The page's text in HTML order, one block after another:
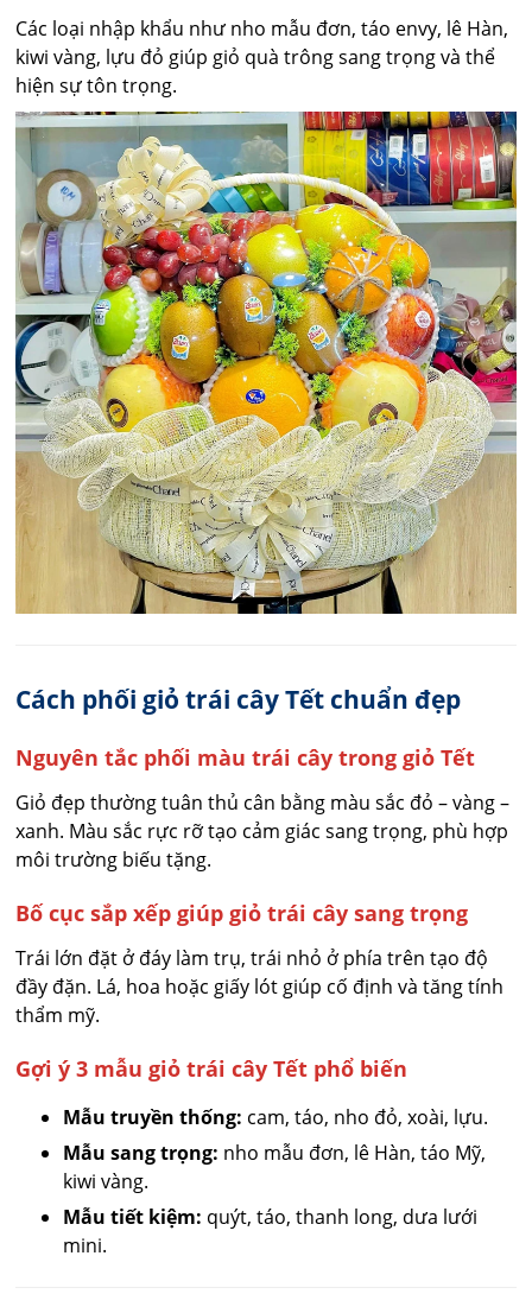
Các loại nhập khẩu như nho mẫu đơn, táo envy, lê Hàn,
kiwi vàng, lựu đỏ giúp giỏ quà trông sang trọng và thể
hiện sự tôn trọng.
Cách phối giỏ trái cây Tết chuẩn đẹp
Nguyên tắc phối màu trái cây trong giỏ Tết
Giỏ đẹp thường tuân thủ cân bằng màu sắc đỏ – vàng –
xanh. Màu sắc rực rỡ tạo cảm giác sang trọng, phù hợp
môi trường biếu tặng.
Bố cục sắp xếp giúp giỏ trái cây sang trọng
Trái lớn đặt ở đáy làm trụ, trái nhỏ ở phía trên tạo độ
đầy đặn. Lá, hoa hoặc giấy lót giúp cố định và tăng tính
thẩm mỹ.
Gợi ý 3 mẫu giỏ trái cây Tết phổ biến
Mẫu truyền thống: cam, táo, nho đỏ, xoài, lựu.
Mẫu sang trọng: nho mẫu đơn, lê Hàn, táo Mỹ,
kiwi vàng.
Mẫu tiết kiệm: quýt, táo, thanh long, dưa lưới
mini.